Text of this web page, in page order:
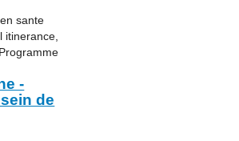
sante
-
de